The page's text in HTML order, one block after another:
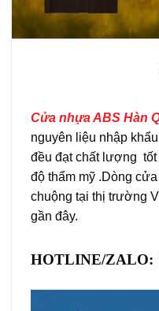
Cửa nhựa ABS Hàn
nguyên liệu nhập
đều đạt chất lượng
độ thẩm mỹ .Dòng
chuộng tại thị trường
gần đây.
HOTLINE/ZALO: